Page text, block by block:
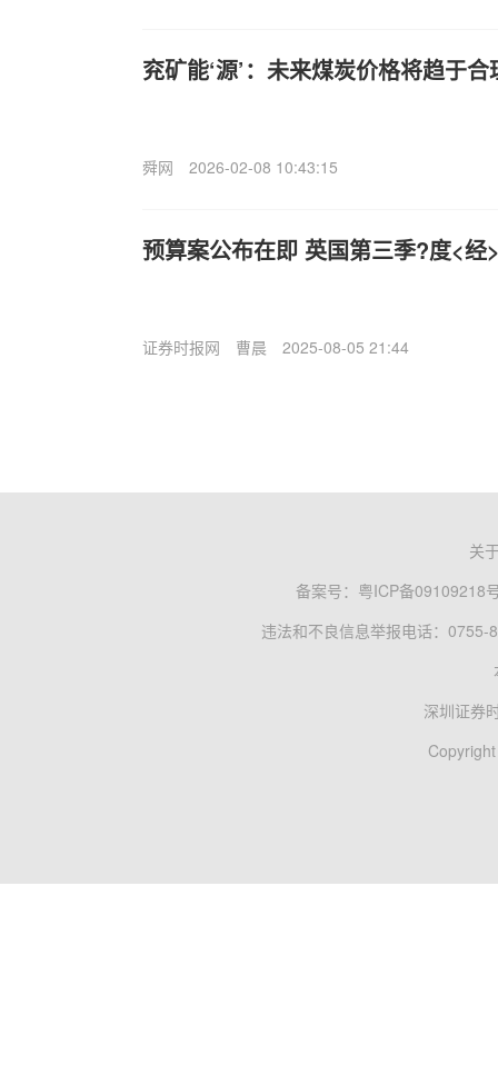
兖矿能‘源’：未来煤炭价格将趋于
舜网 2026-02-08 10:43:15
预算案公布在即 英国第三季?度<经
证券时报网 曹晨 2025-08-05 21:44
关
备案号： 粤ICP备09109218
违法和不良信息举报电话：0755-
深圳证券